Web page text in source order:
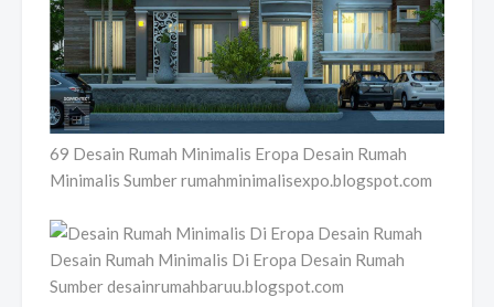
69 Desain Rumah Minimalis Eropa Desain Rumah
Minimalis Sumber rumahminimalisexpo.blogspot.com
Desain Rumah Minimalis Di Eropa Desain Rumah
Sumber desainrumahbaruu.blogspot.com